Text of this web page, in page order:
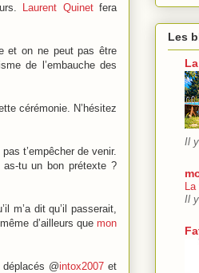
Laurent Quinetfera
et on ne peut pas être
de l’embauche des
cérémonie. N’hésitez
t’empêcher de venir.
as-tu un bon prétexte ?
m’a dit qu’il passerait,
d’ailleurs quemon
@intox2007et
Les
Il
Il